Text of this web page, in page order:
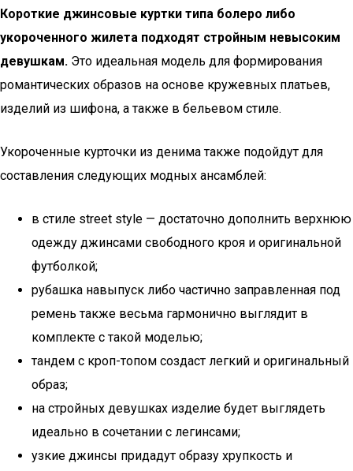
Короткие джинсовые куртки типа болеро либо
укороченного жилета подходят стройным невысоким
девушкам. Это идеальная модель для формирования
романтических образов на основе кружевных платьев,
изделий из шифона, а также в бельевом стиле.
Укороченные курточки из денима также подойдут для
составления следующих модных ансамблей:
в стиле street style — достаточно дополнить верхнюю
одежду джинсами свободного кроя и оригинальной
футболкой;
рубашка навыпуск либо частично заправленная под
ремень также весьма гармонично выглядит в
комплекте с такой моделью;
тандем с кроп-топом создаст легкий и оригинальный
образ;
на стройных девушках изделие будет выглядеть
идеально в сочетании с легинсами;
узкие джинсы придадут образу хрупкость и